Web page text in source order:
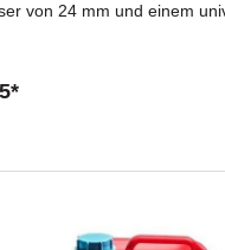
von 24 mm und einem
ist die ideale Lösung, um die
Melktechnik zu
23 mmAnschluss: 12